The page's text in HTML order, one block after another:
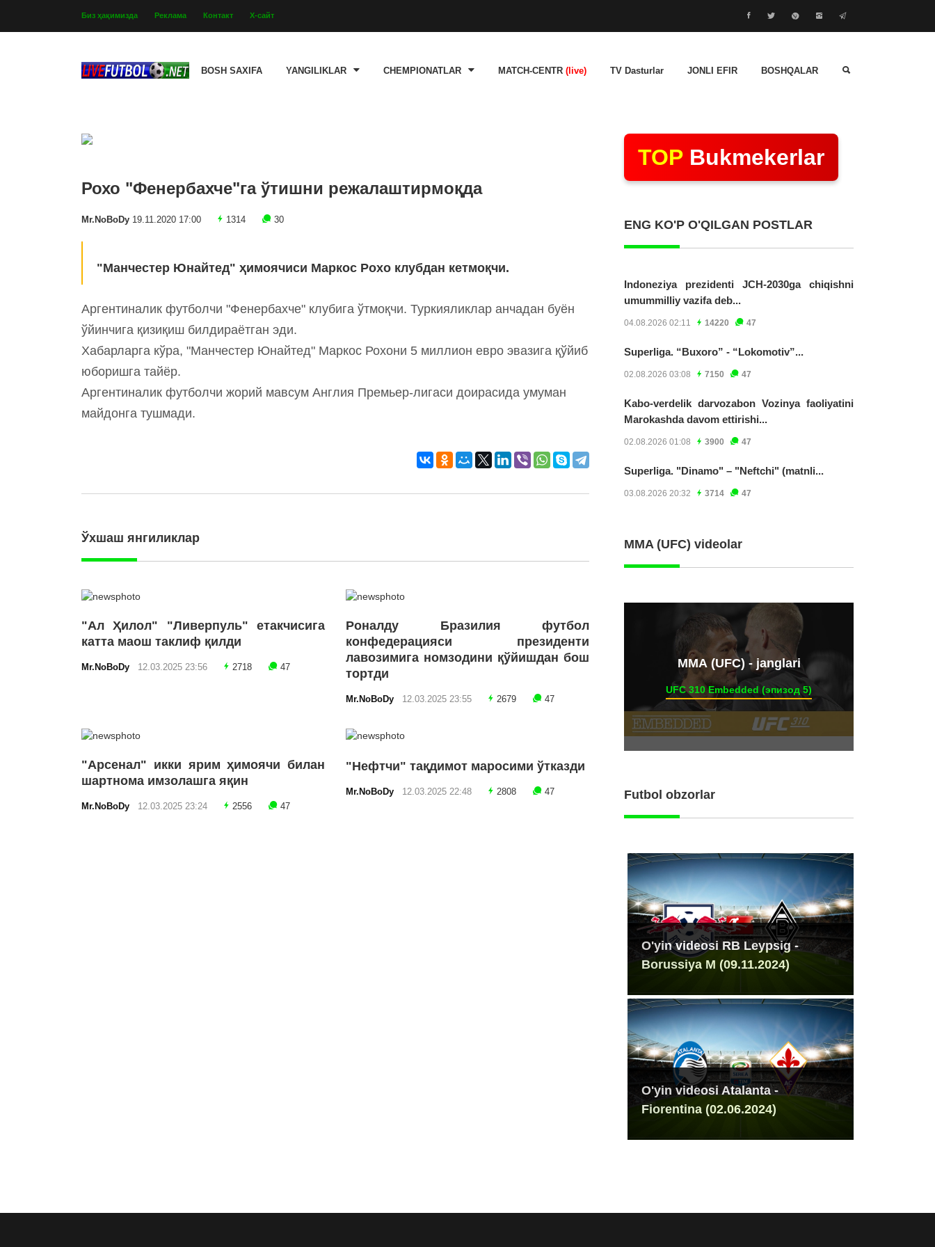
Биз ҳақимизда Реклама Контакт Х-сайт
BOSH SAXIFA YANGILIKLAR CHEMPIONATLAR MATCH-CENTR (live) TV Dasturlar JONLI EFIR BOSHQALAR
Рохо "Фенербахче"га ўтишни режалаштирмоқда
Mr.NoBoDy 19.11.2020 17:00 1314 30
"Манчестер Юнайтед" ҳимоячиси Маркос Рохо клубдан кетмоқчи.
Аргентиналик футболчи "Фенербахче" клубига ўтмоқчи. Туркияликлар анчадан буён
ўйинчига қизиқиш билдираётган эди.
Хабарларга кўра, "Манчестер Юнайтед" Маркос Рохони 5 миллион евро эвазига қўйиб
юборишга тайёр.
Аргентиналик футболчи жорий мавсум Англия Премьер-лигаси доирасида умуман
майдонга тушмади.
Ўхшаш янгиликлар
"Ал Ҳилол" "Ливерпуль" етакчисига
катта маош таклиф қилди
Mr.NoBoDy 12.03.2025 23:56 2718 47
Роналду Бразилия футбол
конфедерацияси президенти
лавозимига номзодини қўйишдан бош
тортди
Mr.NoBoDy 12.03.2025 23:55 2679 47
"Арсенал" икки ярим ҳимоячи билан
шартнома имзолашга яқин
Mr.NoBoDy 12.03.2025 23:24 2556 47
"Нефтчи" тақдимот маросими ўтказди
Mr.NoBoDy 12.03.2025 22:48 2808 47
TOP Bukmekerlar
ENG KO'P O'QILGAN POSTLAR
Indoneziya prezidenti JCH-2030ga chiqishni
umummilliy vazifa deb...
04.08.2026 02:11 14220 47
Superliga. “Buxoro” - “Lokomotiv”...
02.08.2026 03:08 7150 47
Kabo-verdelik darvozabon Vozinya faoliyatini
Marokashda davom ettirishi...
02.08.2026 01:08 3900 47
Superliga. "Dinamo" – "Neftchi" (matnli...
03.08.2026 20:32 3714 47
MMA (UFC) videolar
ММА (UFC) - janglari
UFC 310 Embedded (эпизод 5)
Futbol obzorlar
O'yin videosi RB Leypsig -
Borussiya M (09.11.2024)
O'yin videosi Atalanta -
Fiorentina (02.06.2024)